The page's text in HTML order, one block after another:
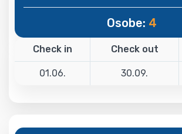
Osobe: 4
Check in Check out
01.06. 30.09.